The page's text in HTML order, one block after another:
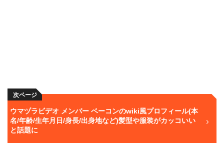
次ページ
ウマヅラビデオ メンバー ベーコンのwiki風プロフィール(本
名/年齢/生年月日/身長/出身地など)髪型や服装がカッコいい
と話題に